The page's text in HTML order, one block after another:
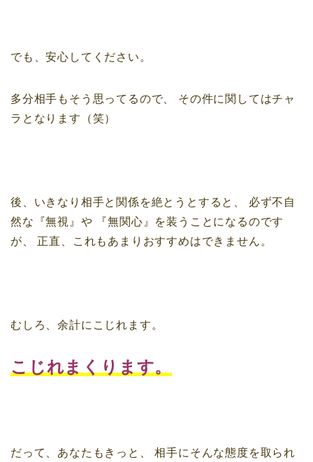
でも、安心してください。
多分相手もそう思ってるので、
その件に関してはチャ
ラとなります（笑）
後、いきなり相手と関係を絶とうとすると、
必ず不自
然な『無視』や 『無関心』を装うことになるのです
が、
正直、これもあまりおすすめはできません。
むしろ、余計にこじれます。
こじれまくります。
だって、あなたもきっと、
相手にそんな態度を取られ